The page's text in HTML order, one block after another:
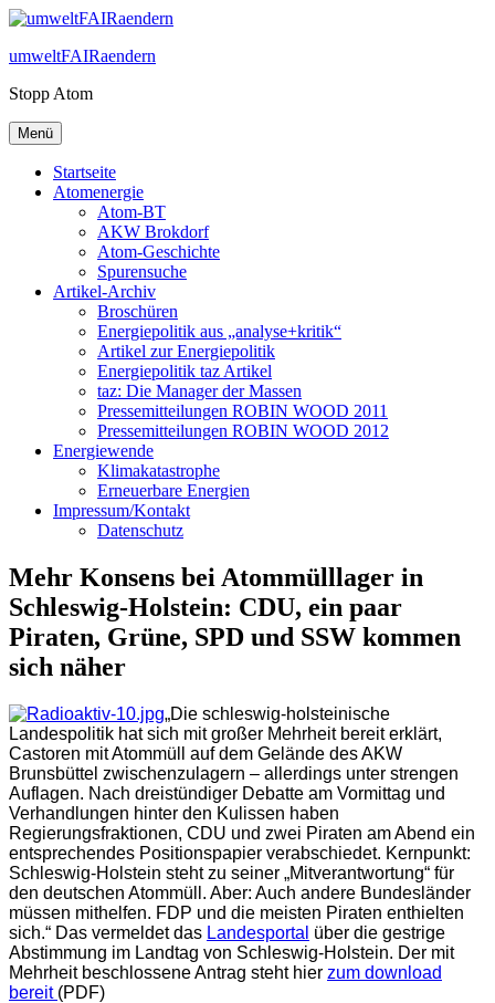
Zum
springen
umweltFAIRaendern
Stopp Atom
Menü
Startseite
Atomenergie
Atom-BT
AKW Brokdorf
Atom-Geschichte
Spurensuche
Artikel-Archiv
Broschüren
Energiepolitik aus „analyse+kritik“
Artikel zur Energiepolitik
Energiepolitik taz Artikel
taz: Die Manager der Massen
Pressemitteilungen ROBIN WOOD 2011
Pressemitteilungen ROBIN WOOD 2012
Energiewende
Klimakatastrophe
Erneuerbare Energien
Impressum/Kontakt
Datenschutz
Mehr Konsens bei Atommülllager in
Schleswig-Holstein: CDU, ein paar
Piraten, Grüne, SPD und SSW kommen
sich näher
„Die schleswig-holsteinische
Landespolitik hat sich mit großer Mehrheit bereit erklärt,
Castoren mit Atommüll auf dem Gelände des AKW
Brunsbüttel zwischenzulagern – allerdings unter strengen
Auflagen. Nach dreistündiger Debatte am Vormittag und
Verhandlungen hinter den Kulissen haben
Regierungsfraktionen, CDU und zwei Piraten am Abend ein
entsprechendes Positionspapier verabschiedet. Kernpunkt:
Schleswig-Holstein steht zu seiner „Mitverantwortung“ für
den deutschen Atommüll. Aber: Auch andere Bundesländer
müssen mithelfen. FDP und die meisten Piraten enthielten
sich.“ Das vermeldet das Landesportal über die gestrige
Abstimmung im Landtag von Schleswig-Holstein. Der mit
Mehrheit beschlossene Antrag steht hier zum download
bereit (PDF)